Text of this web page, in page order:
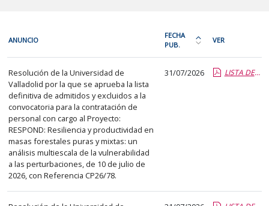
cada
fila
de
la
siguiente
tabla
encontrará
los
anuncios
del
tablón
seleccionado
ANUNCIO
FECHA
PUB.
Ordena
la
tabla
antigua
VER
Resolución de la Universidad de
Valladolid por la que se aprueba la lista
definitiva de admitidos y excluidos a la
convocatoria para la contratación de
personal con cargo al Proyecto:
RESPOND: Resiliencia y productividad en
masas forestales puras y mixtas: un
análisis multiescala de la vulnerabilidad
a las perturbaciones, de 10 de julio de
2026, con Referencia CP26/78.
31/07/2026 LISTA DEFINITIVA ADMITIDOS Y EXCLUIDOS CP26-78.pdf.pdf